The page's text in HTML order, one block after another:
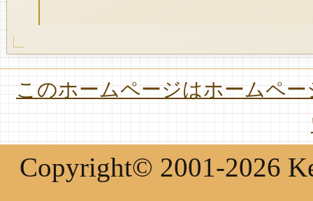
このホームページはホームペ
Copyright© 2001-2026